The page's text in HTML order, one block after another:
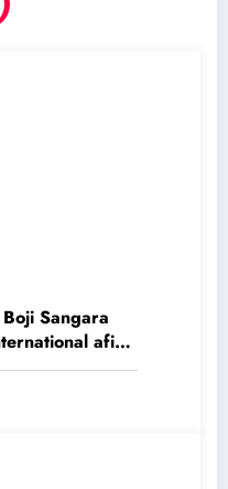
Sangara
afin
des conflits